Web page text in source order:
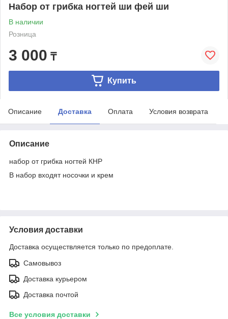
Набор от грибка ногтей ши фей ши
В наличии
Розница
3 000 ₸
Купить
Описание Доставка Оплата Условия возврата
Описание
набор от грибка ногтей КНР
В набор входят носочки и крем
Условия доставки
Доставка осуществляется только по предоплате.
Самовывоз
Доставка курьером
Доставка почтой
Все условия доставки